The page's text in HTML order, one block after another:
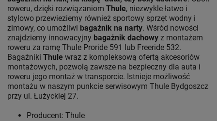
roweru, dzięki rozwiązaniom Thule, niezwykle łatwo i
stylowo przewieziemy również sportowy sprzęt wodny i
zimowy, co umożliwi bagażnik na narty. Wśród nowości
znajdziemy innowacyjny bagażnik dachowy z montażem
roweru za ramę Thule Proride 591 lub Freeride 532.
Bagażniki Thule wraz z kompleksową ofertą akcesoriów
montażowych, pozwolą zawsze na bezpieczny dla auta i
roweru jego montaż w transporcie. Istnieje możliwość
montażu w naszym punkcie serwisowym Thule Bydgoszcz
przy ul. Łużyckiej 27.
Producent: Thule